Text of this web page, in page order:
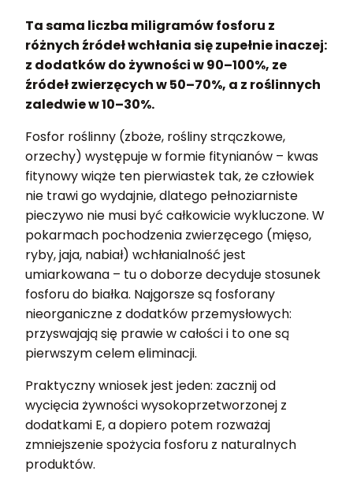
Ta sama liczba miligramów fosforu z
różnych źródeł wchłania się zupełnie inaczej:
z dodatków do żywności w 90–100%, ze
źródeł zwierzęcych w 50–70%, a z roślinnych
zaledwie w 10–30%.
Fosfor roślinny (zboże, rośliny strączkowe,
orzechy) występuje w formie fitynianów – kwas
fitynowy wiąże ten pierwiastek tak, że człowiek
nie trawi go wydajnie, dlatego pełnoziarniste
pieczywo nie musi być całkowicie wykluczone. W
pokarmach pochodzenia zwierzęcego (mięso,
ryby, jaja, nabiał) wchłanialność jest
umiarkowana – tu o doborze decyduje stosunek
fosforu do białka. Najgorsze są fosforany
nieorganiczne z dodatków przemysłowych:
przyswajają się prawie w całości i to one są
pierwszym celem eliminacji.
Praktyczny wniosek jest jeden: zacznij od
wycięcia żywności wysokoprzetworzonej z
dodatkami E, a dopiero potem rozważaj
zmniejszenie spożycia fosforu z naturalnych
produktów.